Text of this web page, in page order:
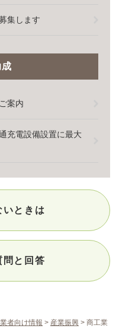
者向け情報 > 産業振興 > 商工業
集します
案内
充電設備設置に最大
いときは
問と回答